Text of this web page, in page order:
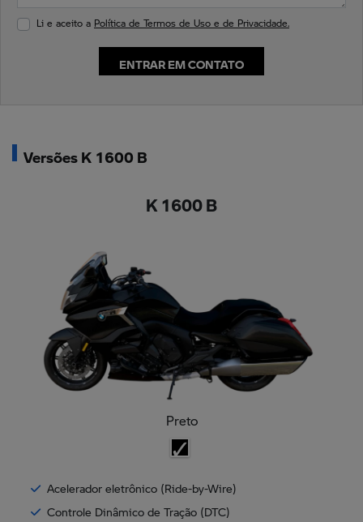
Li e aceito a Política de Termos de Uso e de Privacidade.
ENTRAR EM CONTATO
Versões K 1600 B
K 1600 B
Preto
Acelerador eletrônico (Ride-by-Wire)
Controle Dinâmico de Tração (DTC)